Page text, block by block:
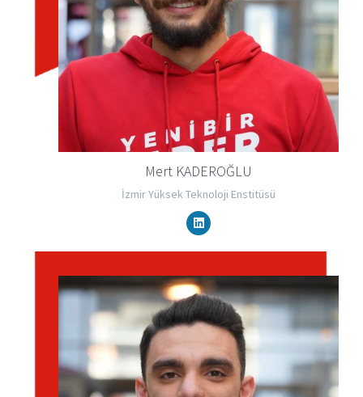
Mert KADEROĞLU
İzmir Yüksek Teknoloji Enstitüsü